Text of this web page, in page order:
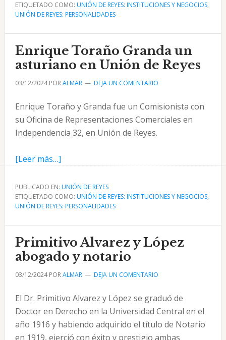
La
Reguladora
de
Palacios
y
Setien
en
de
Reyes
ETIQUETADO COMO: UNIÓN DE REYES: INSTITUCIONES Y NEGOCIOS,
UNIÓN DE REYES: PERSONALIDADES
Enrique Toraño Granda un
asturiano en Unión de Reyes
03/12/2024PORALMAR DEJA UN COMENTARIO
Enrique Toraño y Granda fue un Comisionista con
su Oficina de Representaciones Comerciales en
Independencia 32, en Unión de Reyes.
[Leer más…]acerca
Enrique
Toraño
Granda
un
asturiano
en
Unión
de
PUBLICADO EN: UNIÓN DE REYES
ETIQUETADO COMO: UNIÓN DE REYES: INSTITUCIONES Y NEGOCIOS,
UNIÓN DE REYES: PERSONALIDADES
Primitivo Alvarez y López
abogado y notario
03/12/2024PORALMAR DEJA UN COMENTARIO
El Dr. Primitivo Alvarez y López se graduó de
Doctor en Derecho en la Universidad Central en el
año 1916 y habiendo adquirido el título de Notario
en 1919, ejerció con éxito y prestigio ambas